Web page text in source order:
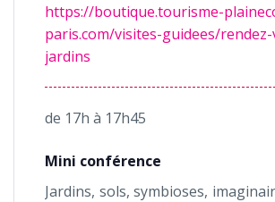
https://boutique.tourisme-
paris.com/visites-guidees/
jardins
de 17h à 17h45
Mini conférence
Jardins, sols, symbioses,